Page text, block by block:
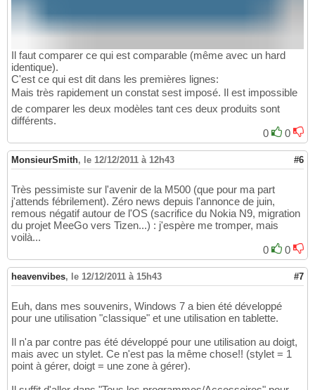
Il faut comparer ce qui est comparable (même avec un hard
identique).
C'est ce qui est dit dans les premières lignes:
Mais très rapidement un constat sest imposé. Il est impossible
de comparer les deux modèles tant ces deux produits sont
différents.
0
0
MonsieurSmith, le 12/12/2011 à 12h43 #6
Très pessimiste sur l'avenir de la M500 (que pour ma part
j'attends fébrilement). Zéro news depuis l'annonce de juin,
remous négatif autour de l'OS (sacrifice du Nokia N9, migration
du projet MeeGo vers Tizen...) : j'espère me tromper, mais
voilà...
0
0
heavenvibes, le 12/12/2011 à 15h43 #7
Euh, dans mes souvenirs, Windows 7 a bien été développé
pour une utilisation "classique" et une utilisation en tablette.
Il n'a par contre pas été développé pour une utilisation au doigt,
mais avec un stylet. Ce n'est pas la même chose!! (stylet = 1
point à gérer, doigt = une zone à gérer).